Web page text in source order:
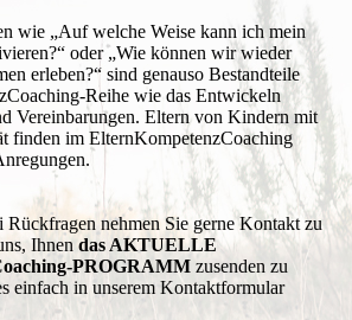
wie „Auf welche Weise kann ich mein
oder „Wie können wir wieder
erleben?“ sind genauso Bestandteile
Reihe wie das Entwickeln
Vereinbarungen. Eltern von Kindern mit
finden im ElternKompetenzCoaching
Rückfragen nehmen Sie gerne Kontakt zu
Ihnendas AKTUELLE
PROGRAMM zusenden zu
einfach in unserem Kontaktformular